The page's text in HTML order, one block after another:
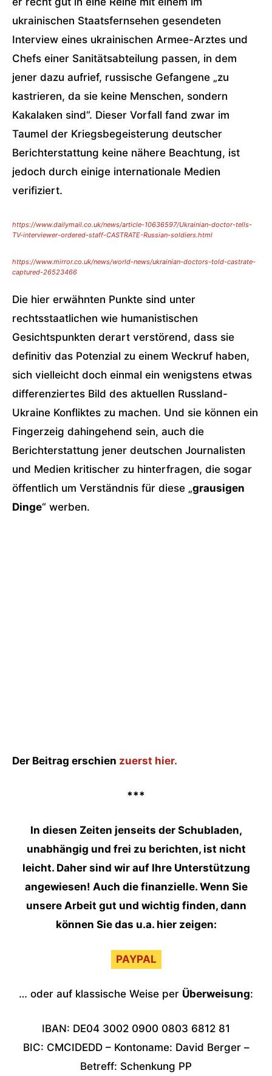
ukrainischen Staatsfernsehen gesendeten
Interview eines ukrainischen Armee-Arztes und
Chefs einer Sanitätsabteilung passen, in dem
jener dazu aufrief, russische Gefangene „zu
kastrieren, da sie keine Menschen, sondern
Kakalaken sind“. Dieser Vorfall fand zwar im
Taumel der Kriegsbegeisterung deutscher
Berichterstattung keine nähere Beachtung, ist
jedoch durch einige internationale Medien
verifiziert.
https://www.dailymail.co.uk/news/article-10636597/Ukrainian-doctor-tells-
TV-interviewer-ordered-staff-CASTRATE-Russian-soldiers.html
https://www.mirror.co.uk/news/world-news/ukrainian-doctors-told-castrate-
captured-26523466
Die hier erwähnten Punkte sind unter
rechtsstaatlichen wie humanistischen
Gesichtspunkten derart verstörend, dass sie
definitiv das Potenzial zu einem Weckruf haben,
sich vielleicht doch einmal ein wenigstens etwas
differenziertes Bild des aktuellen Russland-
Ukraine Konfliktes zu machen. Und sie können ein
Fingerzeig dahingehend sein, auch die
Berichterstattung jener deutschen Journalisten
und Medien kritischer zu hinterfragen, die sogar
öffentlich um Verständnis für diese „grausigen
Dinge“ werben.
Der Beitrag erschien zuerst hier.
***
In diesen Zeiten jenseits der Schubladen,
unabhängig und frei zu berichten, ist nicht
leicht. Daher sind wir auf Ihre Unterstützung
angewiesen! Auch die finanzielle. Wenn Sie
unsere Arbeit gut und wichtig finden, dann
können Sie das u.a. hier zeigen:
PAYPAL
… oder auf klassische Weise per Überweisung:
IBAN: DE04 3002 0900 0803 6812 81
BIC: CMCIDEDD – Kontoname: David Berger –
Betreff: Schenkung PP